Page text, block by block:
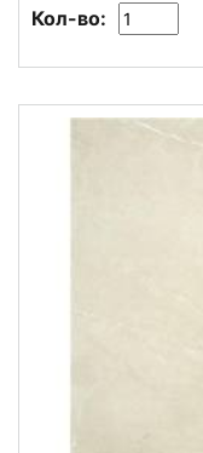
Кол-во: